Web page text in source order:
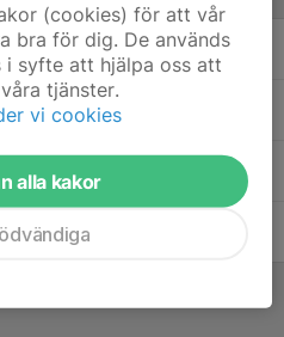
tränare
(cookies) för att vår
bra för dig. De används
i syfte att hjälpa oss att
tjänster.
vi cookies
alla kakor